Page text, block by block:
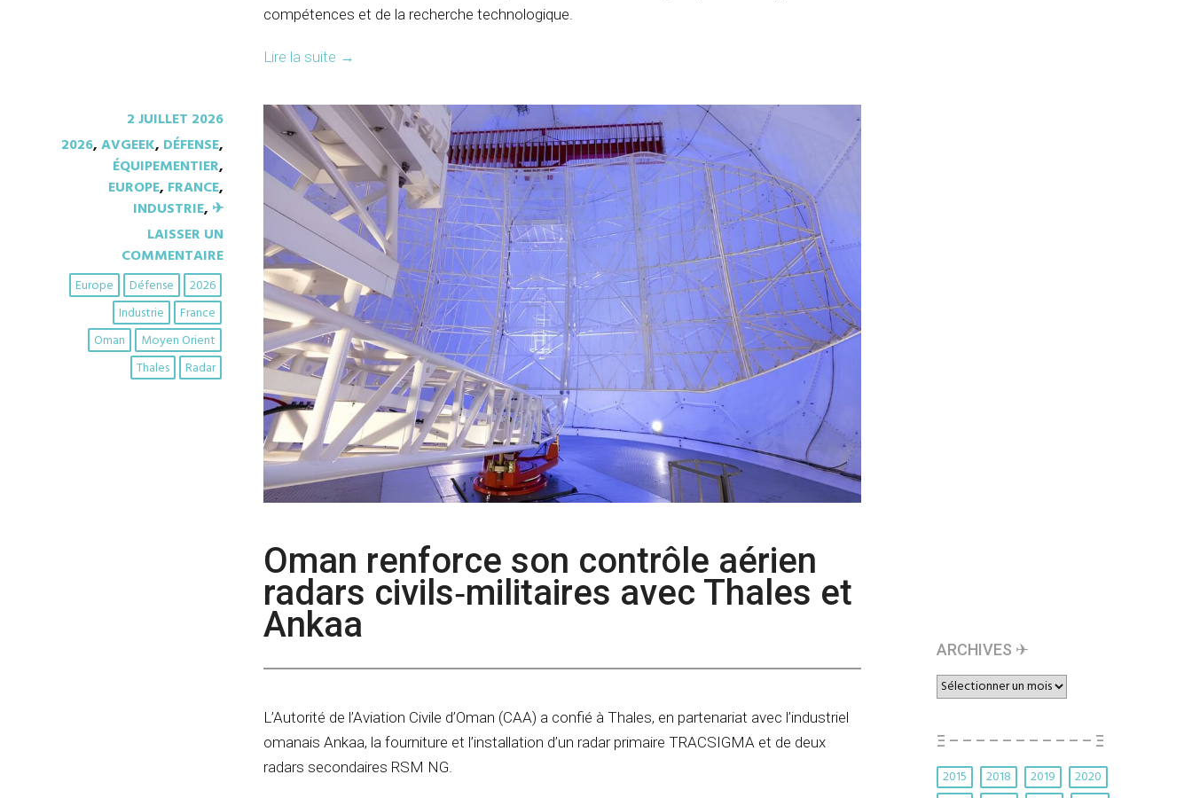
compétences et de la recherche technologique.
Lire la suite →
2 JUILLET 2026
2026,AVGEEK, DÉFENSE,
ÉQUIPEMENTIER,
EUROPE, FRANCE,
INDUSTRIE, ✈︎
LAISSER UN
COMMENTAIRE
2026
Défense
Europe
France
Industrie
Moyen Orient
Oman
Radar
Thales
Oman renforce son contrôle aérien
radars civils‑militaires avec Thales et
Ankaa
L’Autorité de l’Aviation Civile d’Oman (CAA) a confié à Thales, en partenariat avec l’industriel
omanais Ankaa, la fourniture et l’installation d’un radar primaire TRACSIGMA et de deux
radars secondaires RSM NG.
ARCHIVES ✈︎
ARCHIVES
✈︎
Ξ – – – – – – – – – – – Ξ
2015 2018 2019
2020